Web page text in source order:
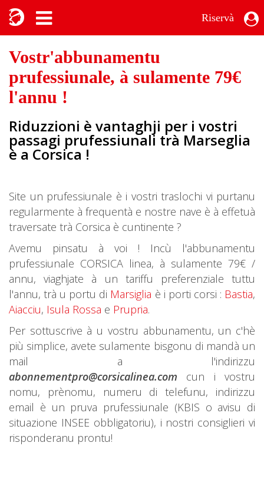
Riservà
Vostr'abbunamentu
prufessiunale, à sulamente 79€
l'annu !
Riduzzioni è vantaghji per i vostri
passagi prufessiunali trà Marseglia
è a Corsica !
Site un prufessiunale è i vostri traslochi vi purtanu
regularmente à frequentà e nostre nave è à effetuà
traversate trà Corsica è cuntinente ?
Avemu pinsatu à voi ! Incù l'abbunamentu
prufessiunale CORSICA linea, à sulamente 79€ /
annu, viaghjate à un tariffu preferenziale tuttu
l'annu, trà u portu di Marsiglia è i porti corsi : Bastia,
Aiacciu, Isula Rossa e Prupria.
Per sottuscrive à u vostru abbunamentu, un c'hè
più simplice, avete sulamente bisgonu di mandà un
mail a l'indirizzu
abonnementpro@corsicalinea.com cun i vostru
nomu, prènomu, numeru di telefunu, indirizzu
email è un pruva prufessiunale (KBIS o avisu di
situazione INSEE obbligatoriu), i nostri consiglieri vi
risponderanu prontu!